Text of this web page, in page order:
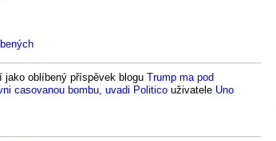
jako oblíbený příspěvek blogu Trump ma pod
casovanou bombu, uvadi Politicouživatele Uno